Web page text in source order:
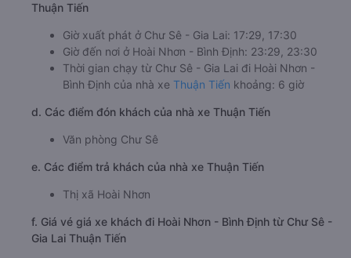
Thuận Tiến
Giờ xuất phát ở Chư Sê - Gia Lai: 17:29, 17:30
Giờ đến nơi ở Hoài Nhơn - Bình Định: 23:29, 23:30
Thời gian chạy từ Chư Sê - Gia Lai đi Hoài Nhơn -
Bình Định của nhà xe Thuận Tiến khoảng: 6 giờ
d. Các điểm đón khách của nhà xe Thuận Tiến
Văn phòng Chư Sê
e. Các điểm trả khách của nhà xe Thuận Tiến
Thị xã Hoài Nhơn
f. Giá vé giá xe khách đi Hoài Nhơn - Bình Định từ Chư Sê -
Gia Lai Thuận Tiến